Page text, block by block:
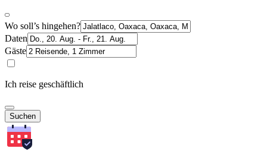
Wo soll’s hingehen?
Daten
Gäste
Ich reise geschäftlich
Suchen